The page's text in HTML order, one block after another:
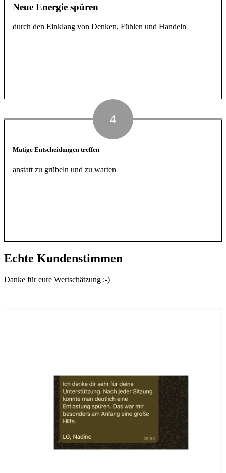
Neue Energie spüren
durch den Einklang von Denken, Fühlen und Handeln
4
Mutige Entscheidungen treffen
anstatt zu grübeln und zu warten
Echte Kundenstimmen
Danke für eure Wertschätzung :-)